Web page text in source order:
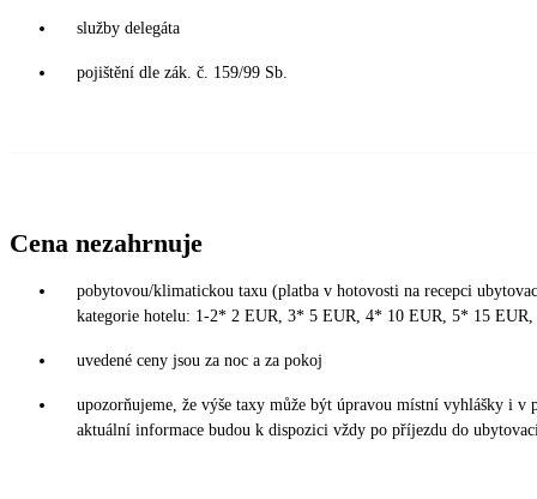
služby delegáta
pojištění dle zák. č. 159/99 Sb.
Cena nezahrnuje
pobytovou/klimatickou taxu (platba v hotovosti na recepci
kategorie hotelu: 1-2* 2 EUR, 3* 5 EUR, 4* 10 EUR, 5* 15
uvedené ceny jsou za noc a za pokoj
upozorňujeme, že výše taxy může být úpravou místní vyhlášky i v
aktuální informace budou k dispozici vždy po příjezdu do